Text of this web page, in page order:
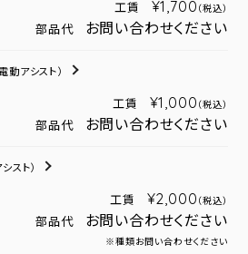
工賃 ¥1,700 （税込）
部品代 お問い合わせください
電動アシスト）
工賃 ¥1,000 （税込）
部品代 お問い合わせください
スト）
工賃 ¥2,000 （税込）
部品代 お問い合わせください
※種類お問い合わせください